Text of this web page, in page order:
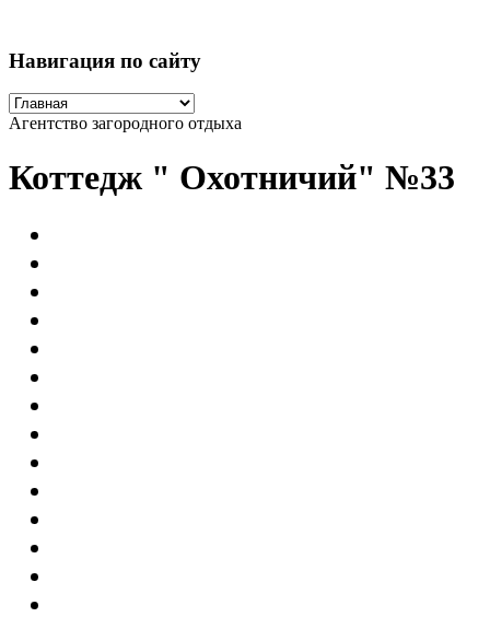
Навигация по сайту
Агентство загородного отдыха
Коттедж " Охотничий" №33